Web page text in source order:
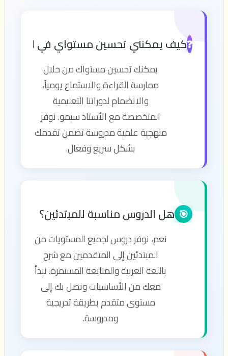
❓كيف يمكنني تحسين مستواي في اللغة
يمكنك تحسين مستواك من خلال
ممارسة القراءة والاستماع يومياً،
والانضمام لدوراتنا التعليمية
المتخصصة مع الأستاذ سيمو. نوفر
منهجية علمية مدروسة تضمن تقدمك
بشكل سريع وفعال.
🎯 هل الدروس مناسبة للمبتدئين؟
نعم، نوفر دروس لجميع المستويات من
المبتدئين إلى المتقدمين مع شرح
باللغة العربية والمتابعة المستمرة. نبدأ
معك من الأساسيات ونصل بك إلى
مستوى متقدم بطريقة تدريجية
ومدروسة.